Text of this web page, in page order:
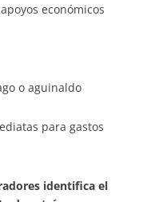
económicos
o aguinaldo
para gastos
identifica el